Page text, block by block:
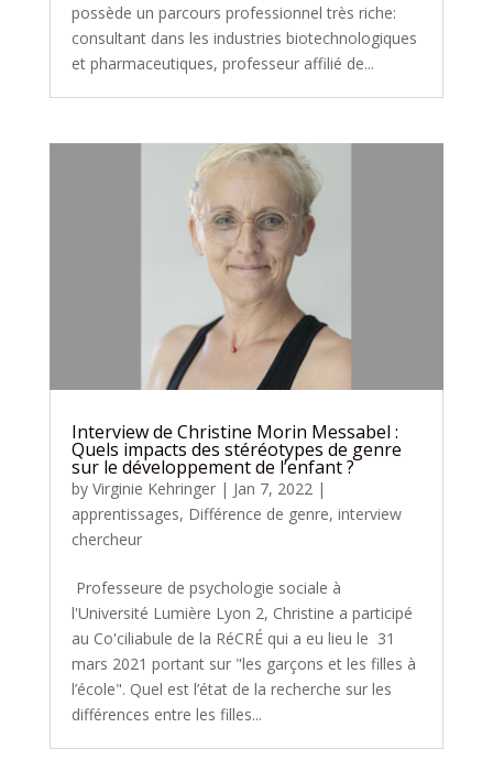
possède un parcours professionnel très riche:
consultant dans les industries biotechnologiques
et pharmaceutiques, professeur affilié de...
Interview de Christine Morin Messabel :
Quels impacts des stéréotypes de genre
sur le développement de l’enfant ?
by Virginie Kehringer| Jan 7, 2022|
apprentissages, Différence de genre, interview
chercheur
Professeure de psychologie sociale à
l'Université Lumière Lyon 2, Christine a participé
au Co'ciliabule de la RéCRÉ qui a eu lieu le 31
mars 2021 portant sur "les garçons et les filles à
l’école". Quel est l’état de la recherche sur les
différences entre les filles...